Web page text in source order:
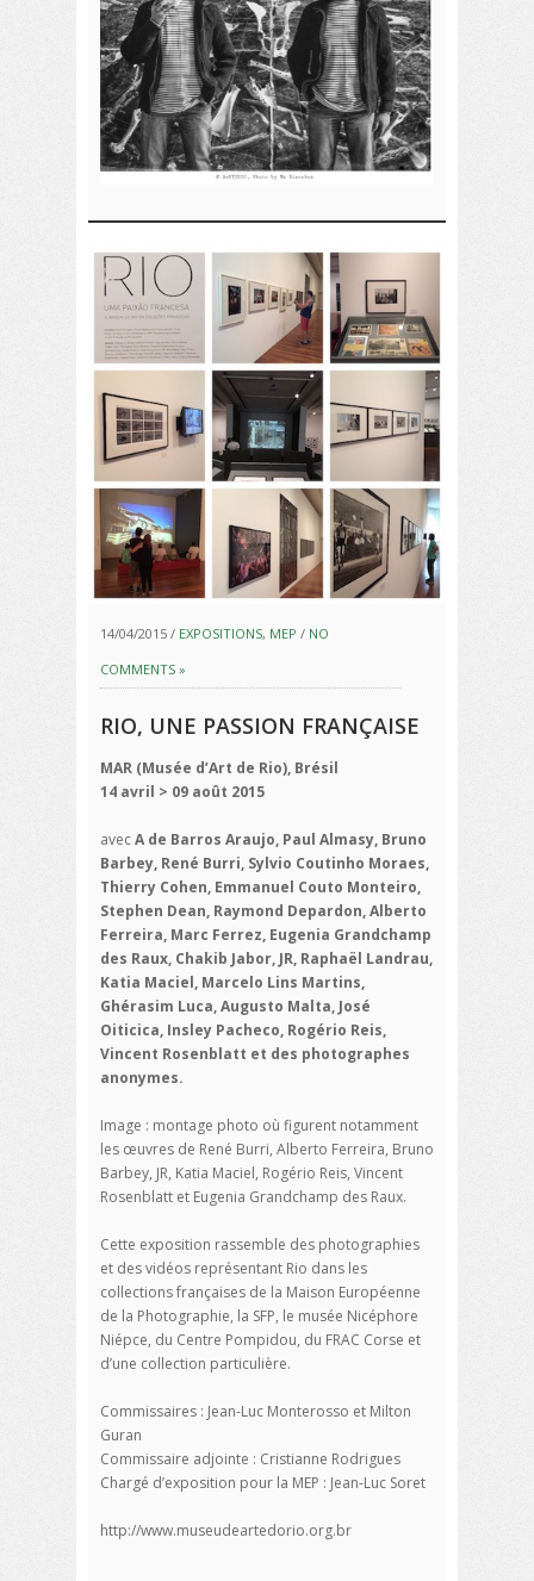
14/04/2015 / EXPOSITIONS, MEP / NO
COMMENTS »
RIO, UNE PASSION FRANÇAISE
MAR (Musée d’Art de Rio), Brésil
14 avril > 09 août 2015
avecA de Barros Araujo, Paul Almasy, Bruno
Barbey, René Burri, Sylvio Coutinho Moraes,
Thierry Cohen, Emmanuel Couto Monteiro,
Stephen Dean, Raymond Depardon, Alberto
Ferreira, Marc Ferrez, Eugenia Grandchamp
des Raux, Chakib Jabor, JR, Raphaël Landrau,
Katia Maciel, Marcelo Lins Martins,
Ghérasim Luca, Augusto Malta, José
Oiticica, Insley Pacheco, Rogério Reis,
Vincent Rosenblatt et des photographes
anonymes.
Image : montage photo où figurent notamment
les œuvres de René Burri, Alberto Ferreira, Bruno
Barbey, JR, Katia Maciel, Rogério Reis, Vincent
Rosenblatt et Eugenia Grandchamp des Raux.
Cette exposition rassemble des photographies
et des vidéos représentant Rio dans les
collections françaises de la Maison Européenne
de la Photographie, la SFP, le musée Nicéphore
Niépce, du Centre Pompidou, du FRAC Corse et
d’une collection particulière.
Commissaires : Jean-Luc Monterosso et Milton
Guran
Commissaire adjointe : Cristianne Rodrigues
Chargé d’exposition pour la MEP : Jean-Luc Soret
http://www.museudeartedorio.org.br